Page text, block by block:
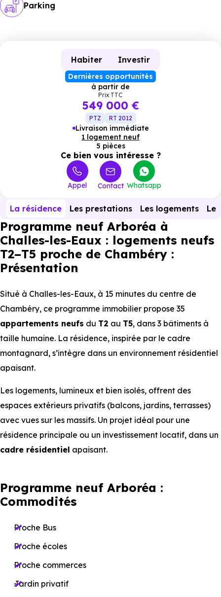
Parking
Habiter Investir
Dernières opportunités
à partir de
Prix TTC
549 000 €
PTZ RT 2012
Livraison immédiate
1 logement neuf
5 pièces
Ce bien vous intéresse ?
Appel Contact Whatsapp
La résidence Les prestations Les logements Le
Programme neuf Arboréa à
Challes-les-Eaux : logements neufs
T2–T5 proche de Chambéry :
Présentation
Situé à Challes-les-Eaux, à 15 minutes du centre de
Chambéry, ce programme immobilier propose 35
appartements neufs du T2 au T5, dans 3 bâtiments à
taille humaine. La résidence, inspirée par le cadre
montagnard, s’intègre dans un environnement résidentiel
apaisant.
Les logements, lumineux et bien isolés, offrent des
espaces extérieurs privatifs (balcons, jardins, terrasses)
avec vues sur les massifs. Un projet idéal pour une
résidence principale ou un investissement locatif, dans un
cadre résidentiel apaisant.
Programme neuf Arboréa :
Commodités
Proche Bus
Proche écoles
Proche commerces
Jardin privatif